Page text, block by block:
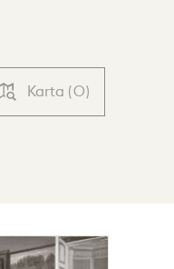
Karta (0)